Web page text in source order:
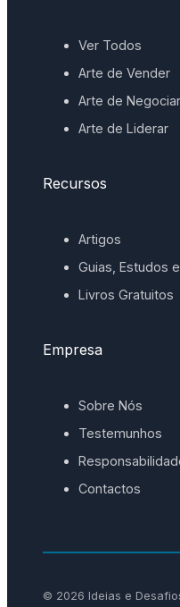
Ver Todos
Arte de Vender
Arte de Negociar
Arte de Liderar
Recursos
Artigos
Guias, Estudos
Livros Gratuitos
Empresa
Sobre Nós
Testemunhos
Contactos
© 2026 Ideias e